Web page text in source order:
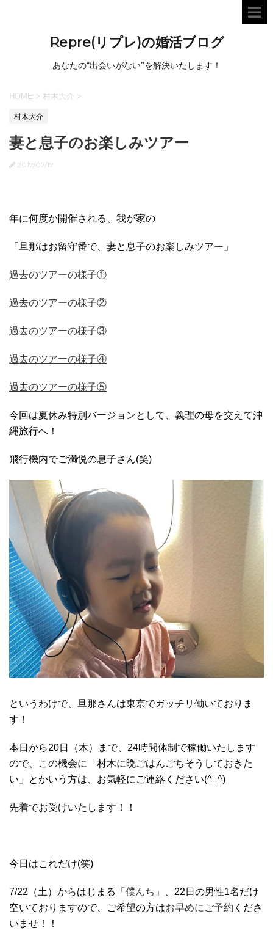
Repre(リプレ)の婚活ブログ
あなたの“出会いがない”を解決いたします！
HOME > 村木大介 >
村木大介
妻と息子のお楽しみツアー
2017/07/17
年に何度か開催される、我が家の
「旦那はお留守番で、妻と息子のお楽しみツアー」
過去のツアーの様子①
過去のツアーの様子②
過去のツアーの様子③
過去のツアーの様子④
過去のツアーの様子⑤
今回は夏休み特別バージョンとして、義理の母を交えて沖
縄旅行へ！
飛行機内でご満悦の息子さん(笑)
というわけで、旦那さんは東京でガッチリ働いておりま
す！
本日から20日（木）まで、24時間体制で稼働いたします
ので、この機会に「村木に晩ごはんごちそうしておきた
い」とかいう方は、お気軽にご連絡ください(^_^)
先着でお受けいたします！！
今日はこれだけ(笑)
7/22（土）からはじまる 「僕んち」
、22日の男性1名だけ
空いておりますので、ご希望の方はお早めにご予約 くださ
いませ！！